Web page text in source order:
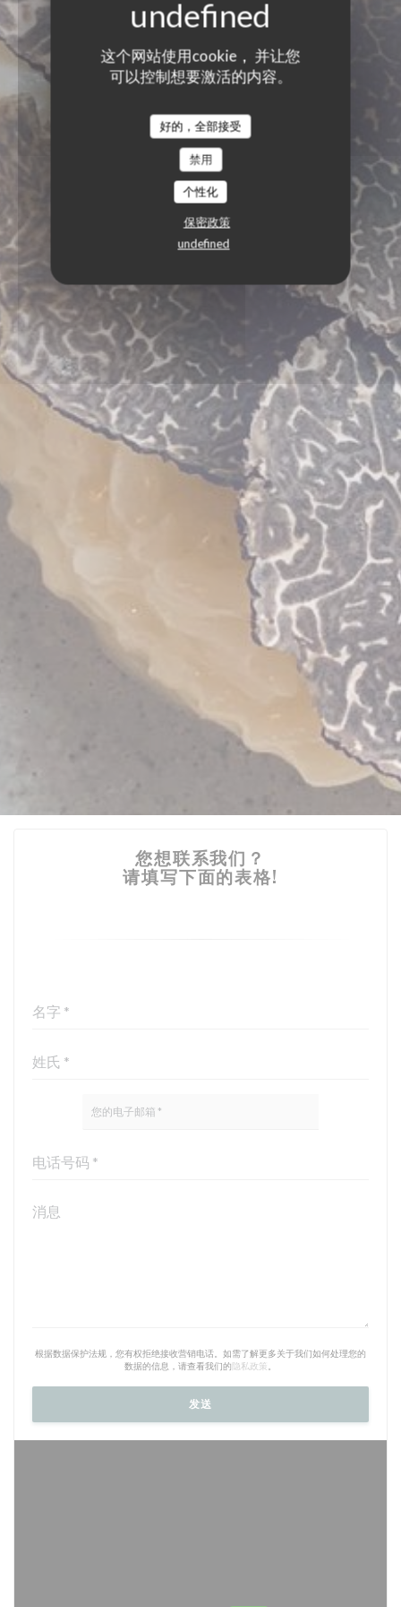
这个网站使用cookie， 并让您
可以控制想要激活的内容。
好的，全部接受
禁用
个性化
保密政策
undefined
您想联系我们？
请填写下面的表格!
根据数据保护法规，您有权拒绝接收营销电话。如需了解更多关于我们如何处理您的
数据的信息，请查看我们的隐私政策